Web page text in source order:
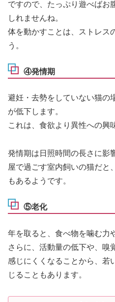
ですので、たっぷり遊べばお
しれませんね。
体を動かすことは、ストレス
う。
④発情期
避妊・去勢をしていない猫の
が低下します。
これは、食欲より異性への興
発情期は日照時間の長さに影
屋で過ごす室内飼いの猫だと
もあるようです。
⑤老化
年を取ると、食べ物を噛む力
さらに、活動量の低下や、嗅
感じにくくなることから、若
じることもあります。